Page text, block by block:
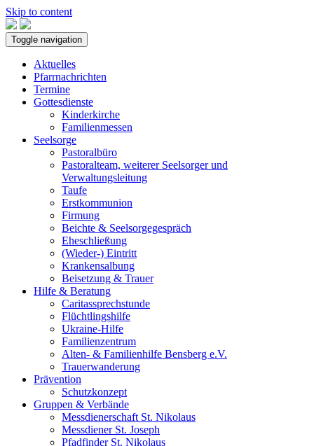
Skip to content
Toggle navigation
Aktuelles
Pfarrnachrichten
Termine
Gottesdienste
Kinderkirche
Familienmessen
Seelsorge
Pastoralbüro
Pastoralteam, weiterer Seelsorger und
Verwaltungsleitung
Taufe
Erstkommunion
Firmung
Beichte & Seelsorgegespräch
Eheschließung
(Wieder-) Eintritt
Krankensalbung
Beisetzung & Trauer
Hilfe & Beratung
Caritassprechstunde
Flüchtlingshilfe
Ukraine-Hilfe
Familienzentrum
Alten- & Familienhilfe Bensberg e.V.
Trauerwanderung
Prävention
Schutzkonzept
Gruppen & Verbände
Messdienerschaft St. Nikolaus
Messdiener St. Joseph
Pfadfinder St. Nikolaus